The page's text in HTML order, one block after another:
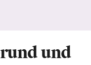
und